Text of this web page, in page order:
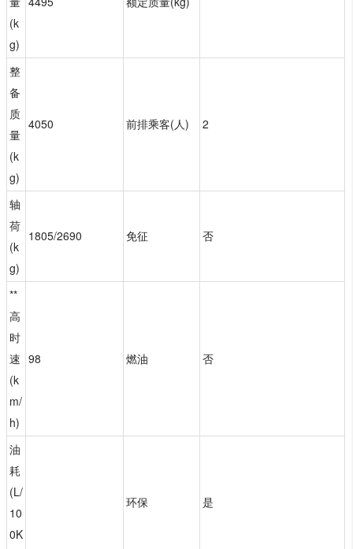
(k
g)
整
备
质
量
(k
g)
4050 前排乘客(人) 2
轴
荷
(k
g)
1805/2690 免征 否
**
高
时
速
(k
m/
h)
98 燃油 否
油
耗
(L/
10
0K
环保 是